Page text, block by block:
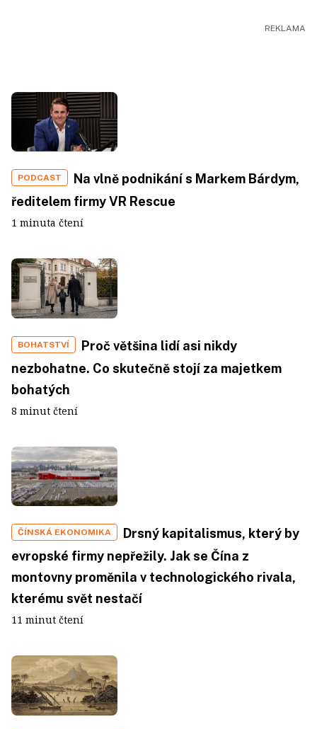
PODCAST
Na vlně podnikání s Markem Bárdym,
ředitelem firmy VR Rescue
1 minuta čtení
BOHATSTVÍ
Proč většina lidí asi nikdy
nezbohatne. Co skutečně stojí za majetkem
bohatých
8 minut čtení
ČÍNSKÁ EKONOMIKA
Drsný kapitalismus, který by
evropské firmy nepřežily. Jak se Čína z
montovny proměnila v technologického rivala,
kterému svět nestačí
11 minut čtení